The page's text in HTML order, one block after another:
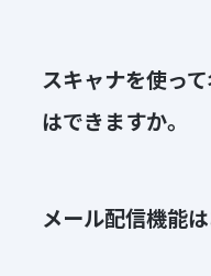
スキャナを使っ
はできますか。
メール配信機能は